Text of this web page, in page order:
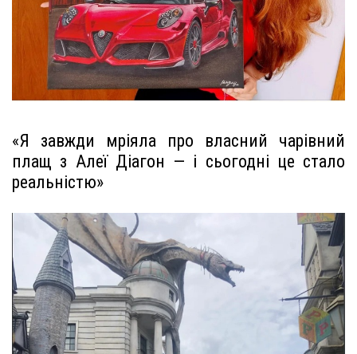
«Я завжди мріяла про власний чарівний
плащ з Алеї Діагон — і сьогодні це стало
реальністю»